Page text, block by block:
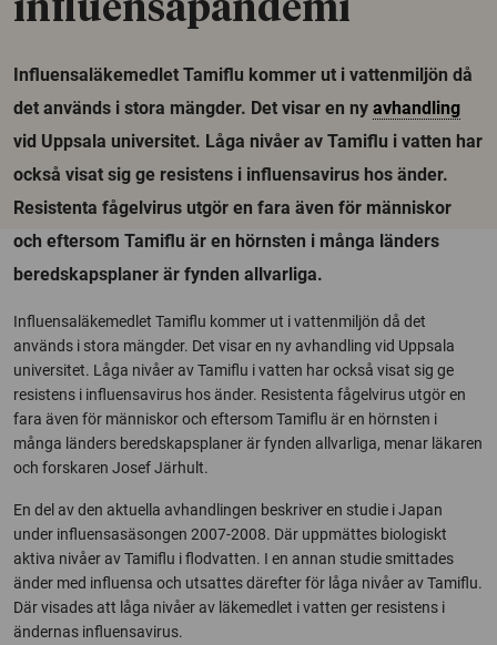
influensapandemi
Influensaläkemedlet Tamiflu kommer ut i vattenmiljön då
det används i stora mängder. Det visar en ny avhandling
vid Uppsala universitet. Låga nivåer av Tamiflu i vatten har
också visat sig ge resistens i influensavirus hos änder.
Resistenta fågelvirus utgör en fara även för människor
och eftersom Tamiflu är en hörnsten i många länders
beredskapsplaner är fynden allvarliga.
Influensaläkemedlet Tamiflu kommer ut i vattenmiljön då det
används i stora mängder. Det visar en ny avhandling vid Uppsala
universitet. Låga nivåer av Tamiflu i vatten har också visat sig ge
resistens i influensavirus hos änder. Resistenta fågelvirus utgör en
fara även för människor och eftersom Tamiflu är en hörnsten i
många länders beredskapsplaner är fynden allvarliga, menar läkaren
och forskaren Josef Järhult.
En del av den aktuella avhandlingen beskriver en studie i Japan
under influensasäsongen 2007-2008. Där uppmättes biologiskt
aktiva nivåer av Tamiflu i flodvatten. I en annan studie smittades
änder med influensa och utsattes därefter för låga nivåer av Tamiflu.
Där visades att låga nivåer av läkemedlet i vatten ger resistens i
ändernas influensavirus.